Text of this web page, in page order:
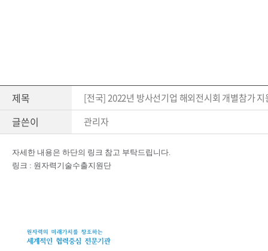
제목 [전국] 2022년 방사선기업 해외전시회 개별참가
글쓴이 관리자
자세한 내용은 하단의 링크 참고 부탁드립니다.
링크 : 원자력기술수출지원단